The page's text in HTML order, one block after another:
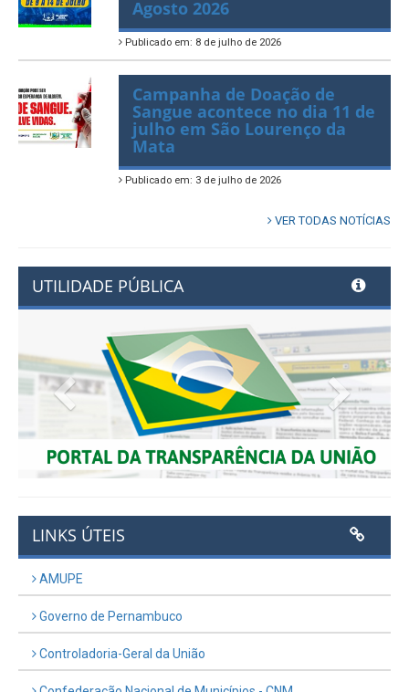
Agosto 2026
Publicado em: 8 de julho de 2026
Campanha de Doação de
Sangue acontece no dia 11 de
julho em São Lourenço da
Mata
Publicado em: 3 de julho de 2026
VER TODAS NOTÍCIAS
UTILIDADE PÚBLICA
Previous Next
LINKS ÚTEIS
AMUPE
Governo de Pernambuco
Controladoria-Geral da União